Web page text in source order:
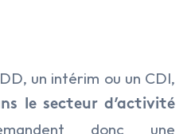
un intérim ou un CDI,
le secteur d’activité
donc une